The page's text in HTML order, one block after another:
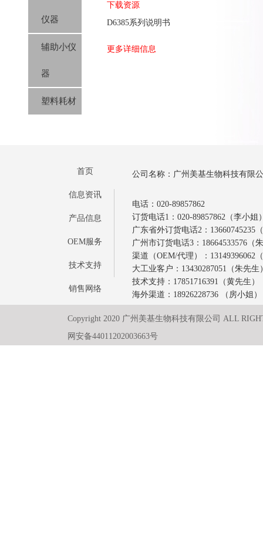
仪器
辅助小仪
器
塑料耗材
下载资源
D6385系列说明书
更多详细信息
首页
信息资讯
产品信息
OEM服务
技术支持
销售网络
公司名称：广州美基生物科技有限
电话：020-89857862
订货电话1：020-89857862（李小姐
广东省外订货电话2：13660745235
广州市订货电话3：18664533576（
渠道（OEM/代理）：13149396062
大工业客户：13430287051（朱先生
技术支持：17851716391（黄先生）
海外渠道：18926228736 （房小姐）
Copyright 2020 广州美基生物科技有限公司 ALL
网安备44011202003663号